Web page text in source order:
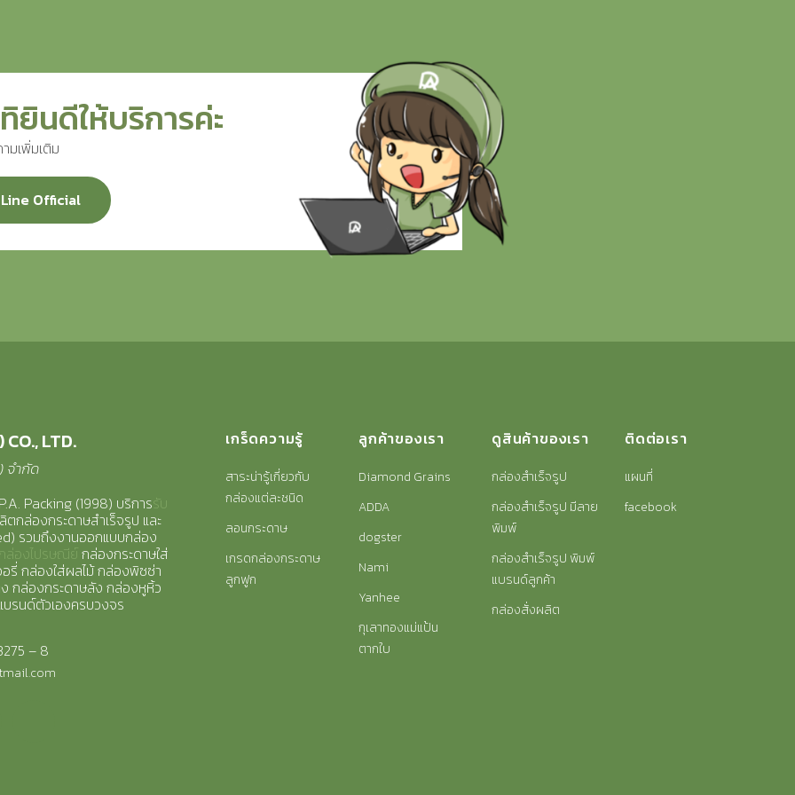
ยินดีให้บริการค่ะ
มเพิ่มเติม
Line Official
LTD.
จำกัด
P.A. Packing (1998) บริการรับ
กล่องกระดาษสำเร็จรูป และ
รวมถึงงานออกแบบกล่อง
กล่องไปรษณีย์ กล่องกระดาษใส่
อรี่ กล่องใส่ผลไม้ กล่องพิซซ่า
กล่องกระดาษลัง กล่องหูหิ้ว
รนด์ตัวเองครบวงจร
– 8
เกร็ดความรู้
สาระน่ารู้เกี่ยวกับ
กล่องแต่ละชนิด
ลอนกระดาษ
เกรดกล่องกระดาษ
ลูกฟูก
ลูกค้าของเรา
Diamond Grains
ADDA
dogster
Nami
Yanhee
กุเลาทองแม่แป้น
ตากใบ
ดูสินค้าของเรา
กล่องสำเร็จรูป
กล่องสำเร็จรูป มีลาย
พิมพ์
กล่องสำเร็จรูป พิมพ์
แบรนด์ลูกค้า
กล่องสั่งผลิต
ติดต่อเรา
แผนที่
facebook